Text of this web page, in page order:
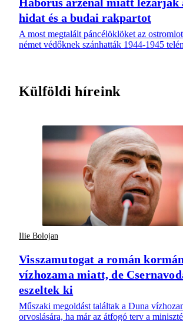
hidat és a budai rakpartot
A most megtalált páncélöklöket az
német védőknek szánhatták 1944-1945
Külföldi híreink
Ilie Bolojan
Visszamutogat a román
vízhozama miatt, de
eszeltek ki
Műszaki megoldást találtak a Duna
orvoslására, ha már az átfogó terv a